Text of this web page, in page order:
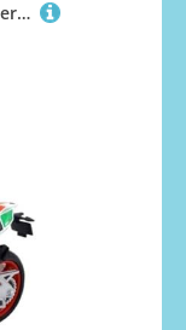
RHUIMEI for 1/12 Cruise Legierung Motorrad Modell Lenkung Multi-Funktion Kinder Metall Spielzeug Sammlung Ornamente Exquisite(Green)